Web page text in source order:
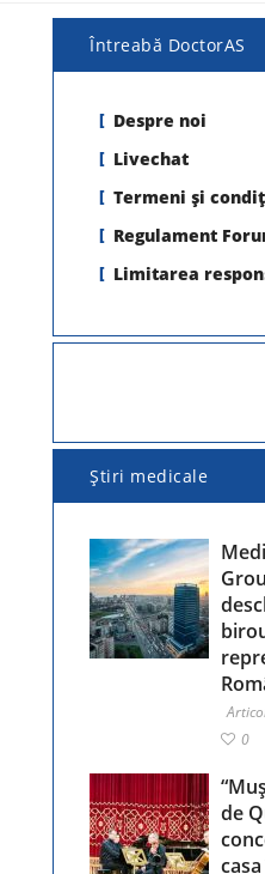
Întreabă DoctorAS
Despre noi
Livechat
Termeni şi
Regulament
Limitarea
Ştiri medicale
0
de